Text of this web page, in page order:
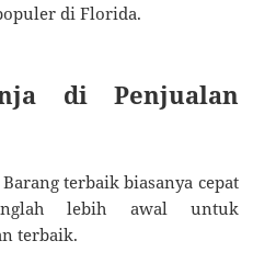
di Florida.
di Penjualan
Barang terbaik biasanya cepat
lebih awal untuk
terbaik.